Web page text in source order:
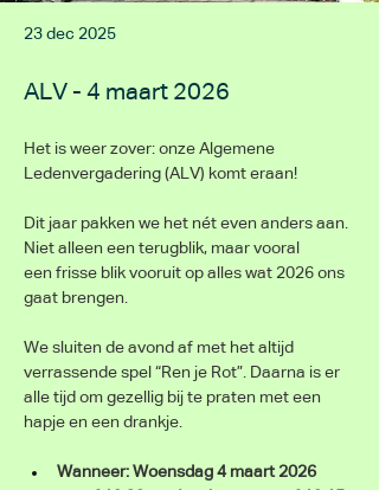
23 dec 2025
ALV - 4 maart 2026
Het is weer zover: onze Algemene
Ledenvergadering (ALV) komt eraan!
Dit jaar pakken we het nét even anders aan.
Niet alleen een terugblik, maar vooral
een frisse blik vooruit op alles wat 2026 ons
gaat brengen.
We sluiten de avond af met het altijd
verrassende spel “Ren je Rot”. Daarna is er
alle tijd om gezellig bij te praten met een
hapje en een drankje.
Wanneer: Woensdag 4 maart 2026